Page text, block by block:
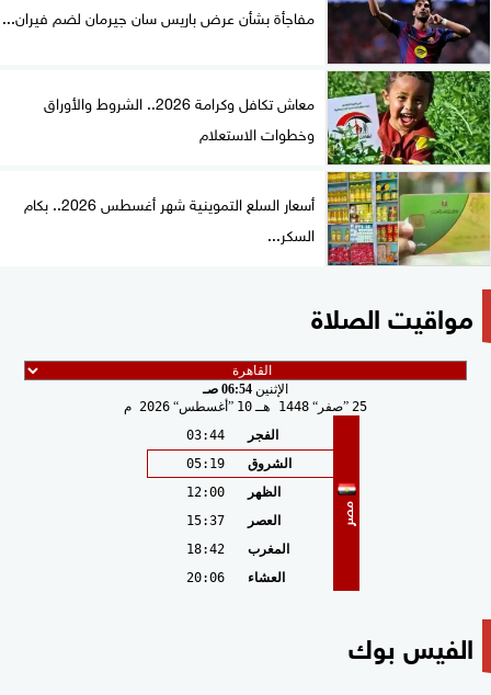
مفاجأة بشأن عرض باريس سان جيرمان لضم فيران...
معاش تكافل وكرامة 2026.. الشروط والأوراق
وخطوات الاستعلام
أسعار السلع التموينية شهر أغسطس 2026.. بكام
السكر...
مواقيت الصلاة
الإثنين 06:54 صـ
25 صفر 1448 هـ 10 أغسطس 2026 م
مصر
الفجر
03:44
الشروق
05:19
الظهر
12:00
العصر
15:37
المغرب
18:42
العشاء
20:06
الفيس بوك